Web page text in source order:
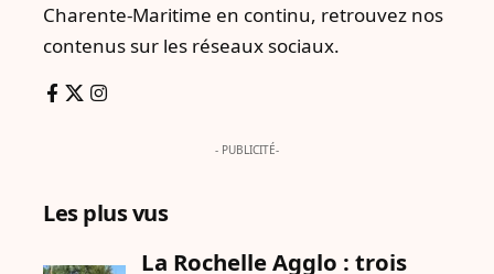
Charente-Maritime en continu, retrouvez nos
contenus sur les réseaux sociaux.
- PUBLICITÉ-
Les plus vus